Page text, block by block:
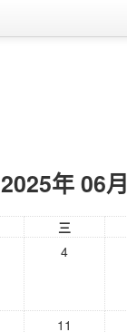
2025年 06月
三
4
11